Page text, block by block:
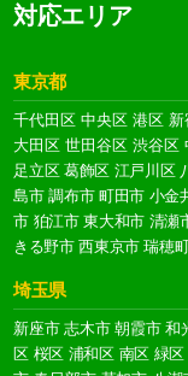
対応エリア
東京都
千代田区 中央区 港区 新
大田区 世田谷区 渋谷区
足立区 葛飾区 江戸川区
島市 調布市 町田市 小金
市 狛江市 東大和市 清瀬
きる野市 西東京市 瑞穂
埼玉県
新座市 志木市 朝霞市 和
区 桜区 浦和区 南区 緑区